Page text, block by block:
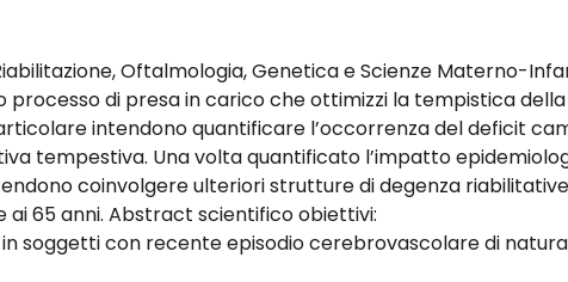
Oftalmologia, Genetica e Scienze Materno-
processo di presa in carico che ottimizzi la tempistica
intendono quantificare l’occorrenza del deficit
tempestiva. Una volta quantificato l’impatto
coinvolgere ulteriori strutture di degenza
ai 65 anni. Abstract scientifico obiettivi:
soggetti con recente episodio cerebrovascolare di